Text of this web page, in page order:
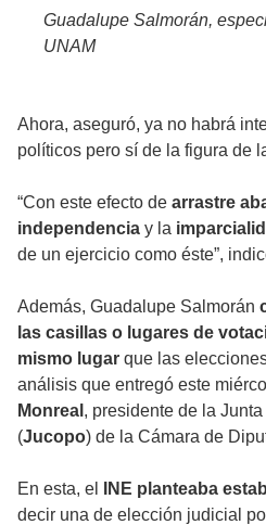
Guadalupe Salmorán,
UNAM
Ahora, aseguró, ya no habrá
políticos pero sí de la figura de
“Con este efecto de arrastre
independencia y la
de un ejercicio como éste”,
Además, Guadalupe Salmorán
las casillas o lugares de
mismo lugar que las
análisis que entregó este
Monreal , presidente de la
(Jucopo) de la Cámara de
En esta, el INE planteaba
decir una de elección judicial